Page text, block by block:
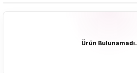
Ürün Bulunamadı.